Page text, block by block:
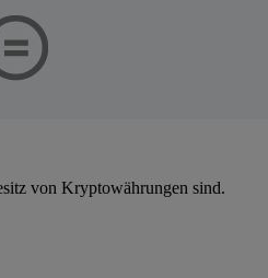
von Kryptowährungen sind.